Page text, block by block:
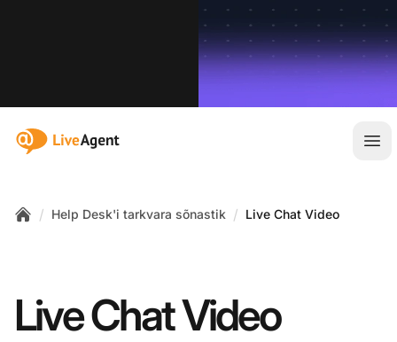
:site.title
/ Help Desk'i tarkvara sõnastik / Live Chat Video
Live Chat Video